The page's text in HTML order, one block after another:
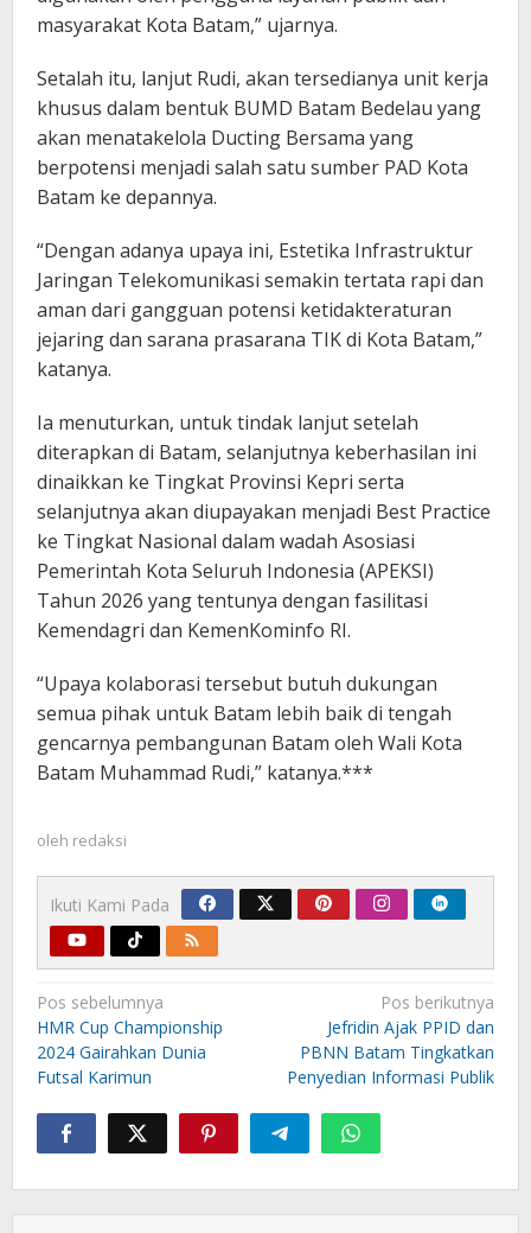
masyarakat Kota Batam,” ujarnya.
Setalah itu, lanjut Rudi, akan tersedianya unit kerja
khusus dalam bentuk BUMD Batam Bedelau yang
akan menatakelola Ducting Bersama yang
berpotensi menjadi salah satu sumber PAD Kota
Batam ke depannya.
“Dengan adanya upaya ini, Estetika Infrastruktur
Jaringan Telekomunikasi semakin tertata rapi dan
aman dari gangguan potensi ketidakteraturan
jejaring dan sarana prasarana TIK di Kota Batam,”
katanya.
Ia menuturkan, untuk tindak lanjut setelah
diterapkan di Batam, selanjutnya keberhasilan ini
dinaikkan ke Tingkat Provinsi Kepri serta
selanjutnya akan diupayakan menjadi Best Practice
ke Tingkat Nasional dalam wadah Asosiasi
Pemerintah Kota Seluruh Indonesia (APEKSI)
Tahun 2026 yang tentunya dengan fasilitasi
Kemendagri dan KemenKominfo RI.
“Upaya kolaborasi tersebut butuh dukungan
semua pihak untuk Batam lebih baik di tengah
gencarnya pembangunan Batam oleh Wali Kota
Batam Muhammad Rudi,” katanya.***
oleh redaksi
Ikuti Kami Pada
Navigasi
pos
Pos sebelumnya
HMR Cup Championship
2024 Gairahkan Dunia
Futsal Karimun
Pos berikutnya
Jefridin Ajak PPID dan
PBNN Batam Tingkatkan
Penyedian Informasi Publik